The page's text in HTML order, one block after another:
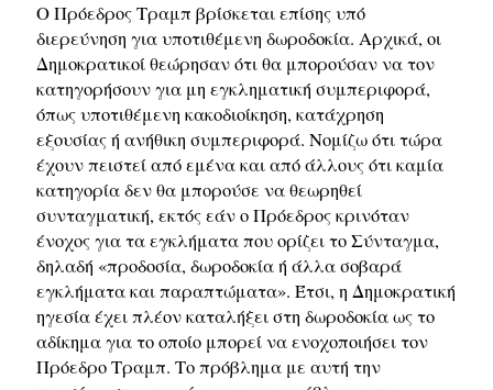
Ο Πρόεδρος Τραμπ βρίσκεται επίσης υπό
διερεύνηση για υποτιθέμενη δωροδοκία. Αρχικά, οι
Δημοκρατικοί θεώρησαν ότι θα μπορούσαν να τον
κατηγορήσουν για μη εγκληματική συμπεριφορά,
όπως υποτιθέμενη κακοδιοίκηση, κατάχρηση
εξουσίας ή ανήθικη συμπεριφορά. Νομίζω ότι τώρα
έχουν πειστεί από εμένα και από άλλους ότι καμία
κατηγορία δεν θα μπορούσε να θεωρηθεί
συνταγματική, εκτός εάν ο Πρόεδρος κρινόταν
ένοχος για τα εγκλήματα που ορίζει το Σύνταγμα,
δηλαδή «προδοσία, δωροδοκία ή άλλα σοβαρά
εγκλήματα και παραπτώματα». Έτσι, η Δημοκρατική
ηγεσία έχει πλέον καταλήξει στη δωροδοκία ως το
αδίκημα για το οποίο μπορεί να ενοχοποιήσει τον
Πρόεδρο Τραμπ. Το πρόβλημα με αυτή την